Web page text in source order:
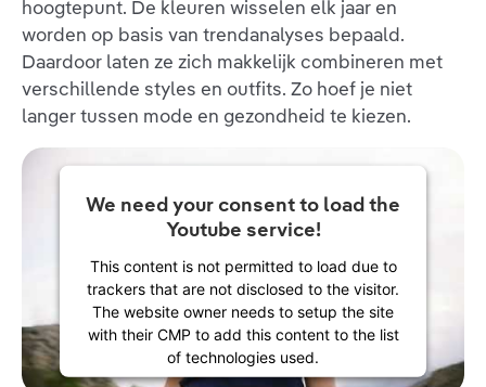
hoogtepunt. De kleuren wisselen elk jaar en
worden op basis van trendanalyses bepaald.
Daardoor laten ze zich makkelijk combineren met
verschillende styles en outfits. Zo hoef je niet
langer tussen mode en gezondheid te kiezen.
We need your consent to load the
Youtube service!
This content is not permitted to load due to
trackers that are not disclosed to the visitor.
The website owner needs to setup the site
with their CMP to add this content to the list
of technologies used.